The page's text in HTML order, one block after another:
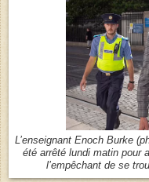
L’enseignant Enoch Burke
été arrêté lundi matin pour
l’empêchant de se